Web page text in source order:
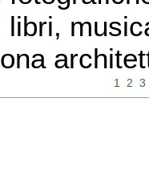
libri,
1 2 3